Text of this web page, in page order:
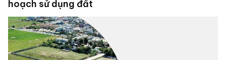
hoạch sử dụng đất